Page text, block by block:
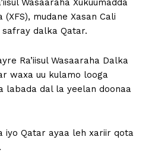
Wasaaraha Xukuumadda
mudane Xasan Cali
dalka Qatar.
Ra’iisul Wasaaraha Dalka
waxa uu kulamo looga
labada dal la yeelan doonaa
iyo Qatar ayaa leh xariir qota